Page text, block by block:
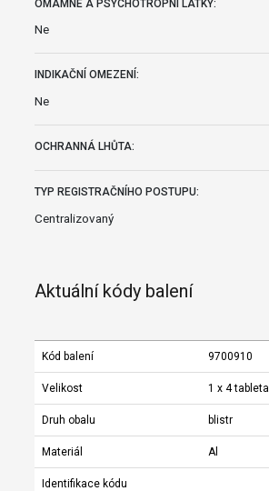
OMAMNÉ A PSYCHOTROPNÍ LÁTKY:
Ne
INDIKAČNÍ OMEZENÍ:
Ne
OCHRANNÁ LHŮTA:
TYP REGISTRAČNÍHO POSTUPU:
Centralizovaný
Aktuální kódy balení
Kód balení 9700910
Velikost 1 x 4 tableta
Druh obalu blistr
Materiál Al
Identifikace kódu